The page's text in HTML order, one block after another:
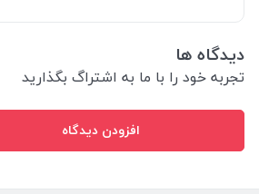
دیدگاه ها
تجربه خود را با ما به اشتراگ بگذارید
افزودن دیدگاه